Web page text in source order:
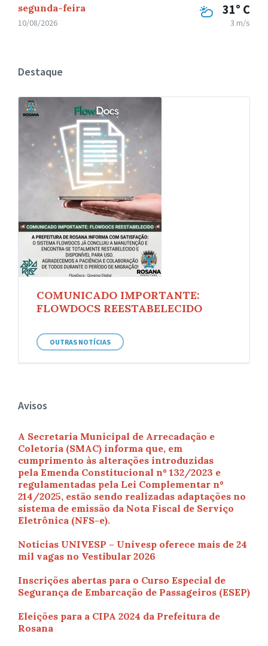
segunda-feira
10/08/2026
31° C
3 m/s
Destaque
COMUNICADO IMPORTANTE:
FLOWDOCS REESTABELECIDO
OUTRAS NOTÍCIAS
Avisos
A Secretaria Municipal de Arrecadação e
Coletoria (SMAC) informa que, em
cumprimento às alterações introduzidas
pela Emenda Constitucional nº 132/2023 e
regulamentadas pela Lei Complementar nº
214/2025, estão sendo realizadas adaptações no
sistema de emissão da Nota Fiscal de Serviço
Eletrônica (NFS-e).
Notícias UNIVESP – Univesp oferece mais de 24
mil vagas no Vestibular 2026
Inscrições abertas para o Curso Especial de
Segurança de Embarcação de Passageiros (ESEP)
Eleições para a CIPA 2024 da Prefeitura de
Rosana